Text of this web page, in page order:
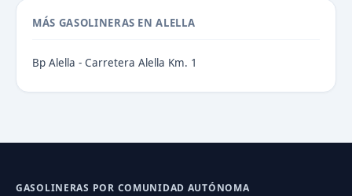
MÁS GASOLINERAS EN ALELLA
Bp Alella - Carretera Alella Km. 1
GASOLINERAS POR COMUNIDAD AUTÓNOMA